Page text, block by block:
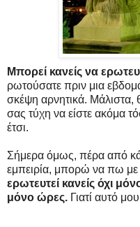
Μπορεί κανείς να
ρωτούσατε πριν μια
σκέψη αρνητικά. Μάλιστα,
σας τύχη να είστε ακόμα
έτσι.
Σήμερα όμως, πέρα από
εμπειρία, μπορώ να πω με
ερωτευτεί κανείς όχι
μόνο ώρες. Γιατί αυτό